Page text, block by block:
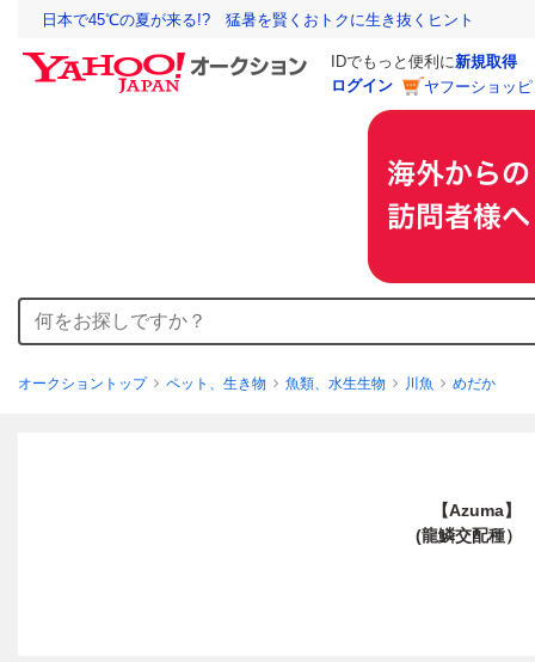
日本で45℃の夏が来る!? 猛暑を賢くおトクに生き抜くヒント
IDでもっと便利に新規取得
ログイン
ヤフーショッ
オークショントップ ペット、生き物 魚類、水生生物 川魚 めだか
【Azuma
(龍鱗交配種